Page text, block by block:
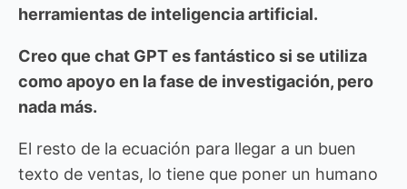
herramientas de inteligencia artificial.
Creo que chat GPT es fantástico si se utiliza
como apoyo en la fase de investigación, pero
nada más.
El resto de la ecuación para llegar a un buen
texto de ventas, lo tiene que poner un humano